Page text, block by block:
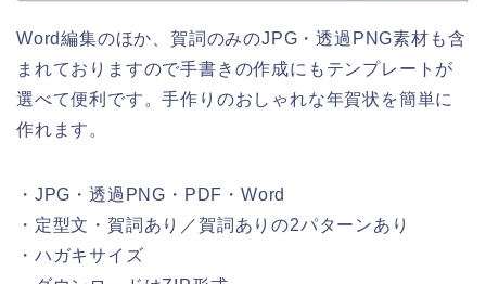
Word編集のほか、賀詞のみのJPG・透過PNG素材も含
まれておりますので手書きの作成にもテンプレートが
選べて便利です。手作りのおしゃれな年賀状を簡単に
作れます。
・JPG・透過PNG・PDF・Word
・定型文・賀詞あり／賀詞ありの2パターンあり
・ハガキサイズ